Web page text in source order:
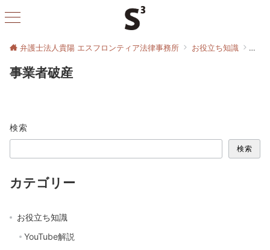
弁護士法人貴陽 エスフロンティア法律事務所 お役立ち知識 事業
事業者破産
検索
検索
カテゴリー
お役立ち知識
YouTube解説